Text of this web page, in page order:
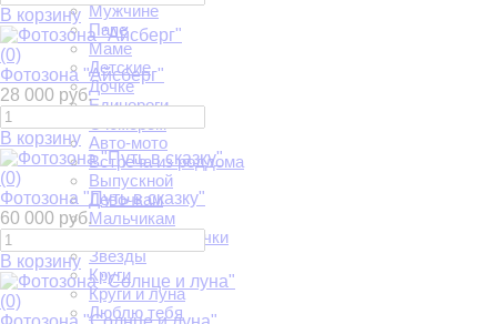
Мужчине
Папе
Маме
Детские
Дочке
Единороги
С юмором
Авто-мото
Встреча из роддома
Выпускной
Девочкам
Мальчикам
Животные, птички
Звезды
Круги
Круги и луна
Люблю тебя
В корзину
(0)
Фотозона "Айсберг"
28 000 руб.
В корзину
(0)
Фотозона "Путь в сказку"
60 000 руб.
В корзину
(0)